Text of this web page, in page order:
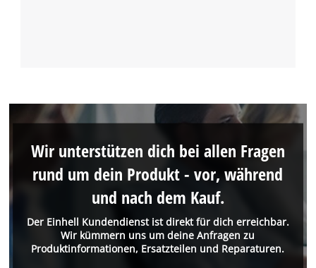
Der Einhell Kundendienst ist direkt für dich erreichbar.
Wir kümmern uns um deine Anfragen zu
Produktinformationen, Ersatzteilen und Reparaturen.
Wir unterstützen dich bei allen Fragen
rund um dein Produkt - vor, während
und nach dem Kauf.